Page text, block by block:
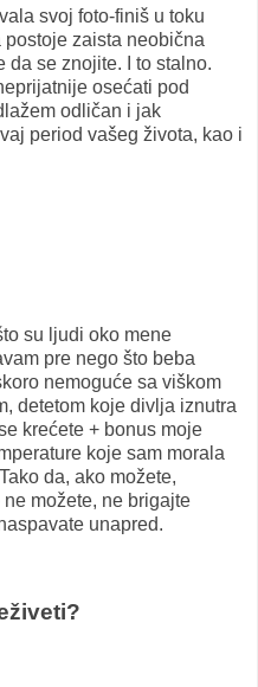
svoj foto-finiš u toku
zaista neobična
da se znojite. I to stalno.
osećati pod
odličan i jak
period vašeg života, kao i
su ljudi oko mene
pre nego što beba
nemoguće sa viškom
detetom koje divlja iznutra
krećete + bonus moje
koje sam morala
da, ako možete,
možete, ne brigajte
unapred.